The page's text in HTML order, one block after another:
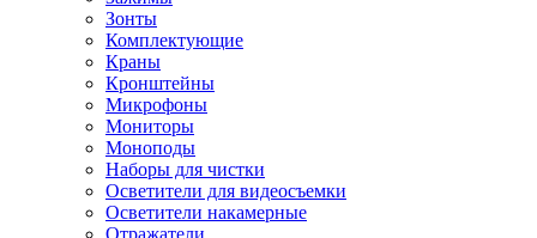
Зонты
Комплектующие
Краны
Кронштейны
Микрофоны
Мониторы
Моноподы
Наборы для чистки
Осветители для видеосъемки
Осветители накамерные
Отражатели